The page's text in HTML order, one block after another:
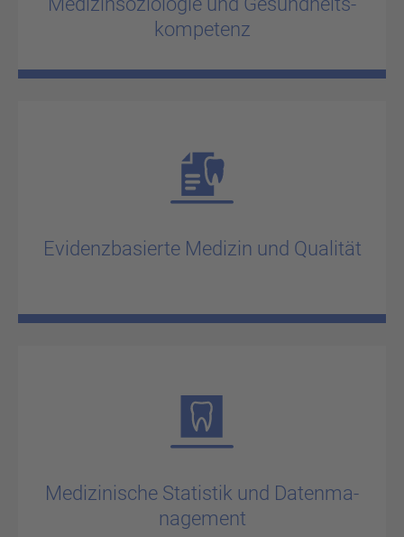
kom­pe­tenz
Evi­denz­ba­sier­te Me­di­zin und Qua­li­tät
Me­di­zi­ni­sche Sta­tis­tik und Da­ten­ma­
nage­ment